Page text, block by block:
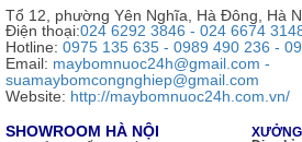
Tổ 12, phường Yên Nghĩa, Hà Đông, Hà
Điện thoại:024 6292 3846 - 024 6674
Hotline: 0975 135 635 - 0989 490 236 -
Email: maybomnuoc24h@gmail.com -
suamaybomcongnghiep@gmail.com
Website: http://maybomnuoc24h.com.vn/
SHOWROOM HÀ NỘI